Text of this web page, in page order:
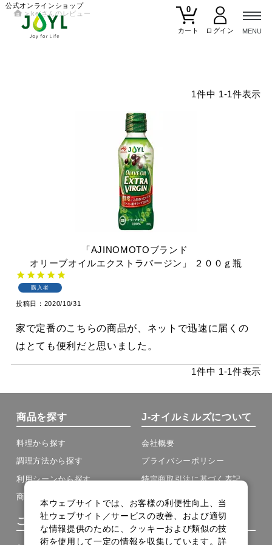
公式オンラインショップ
0
カート
keiさんのレビュー
1件中 1-1件表示
「AJINOMOTOブランド
オリーブオイルエクストラバージン」
２００ｇ瓶
購入者
投稿日 2020/10/31
家で定番のこちらの商品が、ネットで迅速に届くの
はとても便利だと思いました。
1件中 1-1件表示
商品を探す
料理から探す
調理方法から探す
利用シーンから探す
商品の種類から探す
J-オイルミルズについて
会社概要
プライバシーポリシー
特定商取引法に基づく表記
ご利用について その他
本ウェブサイトでは、お客様の利便性向上、当
社ウェブサイト／サービスの改善、および適切
な情報提供のために、クッキーおよび類似の技
術を使用して一定の情報を収集しています。詳